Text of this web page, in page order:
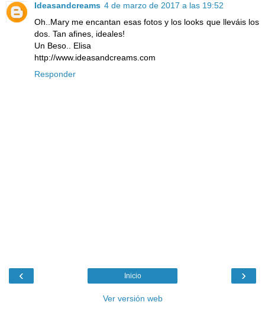
Ideasandcreams 4 de marzo de 2017 a las 19:52
Oh..Mary me encantan esas fotos y los looks que lleváis los
dos. Tan afines, ideales!
Un Beso.. Elisa
http://www.ideasandcreams.com
Responder
‹ ›
Inicio
Ver versión web